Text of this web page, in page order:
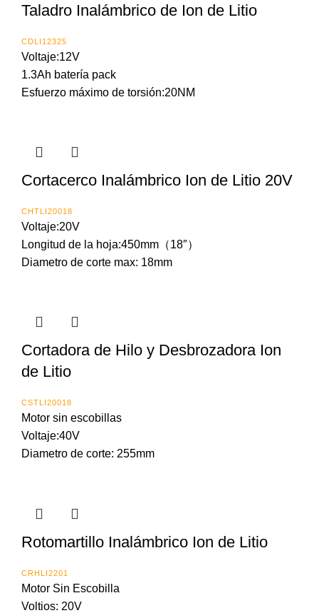
Taladro Inalámbrico de Ion de Litio
CDLI12325
Voltaje:12V
1.3Ah batería pack
Esfuerzo máximo de torsión:20NM
Cortacerco Inalámbrico Ion de Litio 20V
CHTLI20018
Voltaje:20V
Longitud de la hoja:450mm（18″）
Diametro de corte max: 18mm
Cortadora de Hilo y Desbrozadora Ion
de Litio
CSTLI20018
Motor sin escobillas
Voltaje:40V
Diametro de corte: 255mm
Rotomartillo Inalámbrico Ion de Litio
CRHLI2201
Motor Sin Escobilla
Voltios: 20V